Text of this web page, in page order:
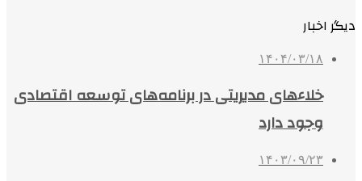
دیگر اخبار
۱۴۰۴/۰۳/۱۸
خلاءهای مدیریتی در برنامه‌های توسعه اقتصادی
وجود دارد
۱۴۰۳/۰۹/۲۳